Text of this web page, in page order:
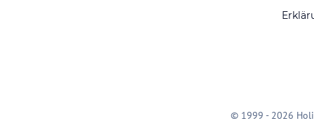
© 1999 - 2026